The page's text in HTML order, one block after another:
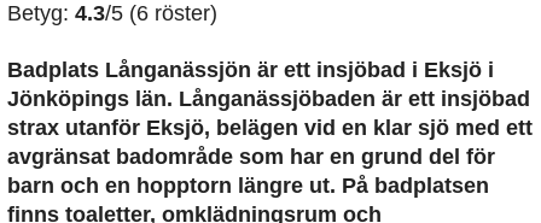
Betyg: 4.3/5 (6 röster)
Badplats Långanässjön är ett insjöbad i Eksjö i
Jönköpings län. Långanässjöbaden är ett insjöbad
strax utanför Eksjö, belägen vid en klar sjö med ett
avgränsat badområde som har en grund del för
barn och en hopptorn längre ut. På badplatsen
finns toaletter, omklädningsrum och